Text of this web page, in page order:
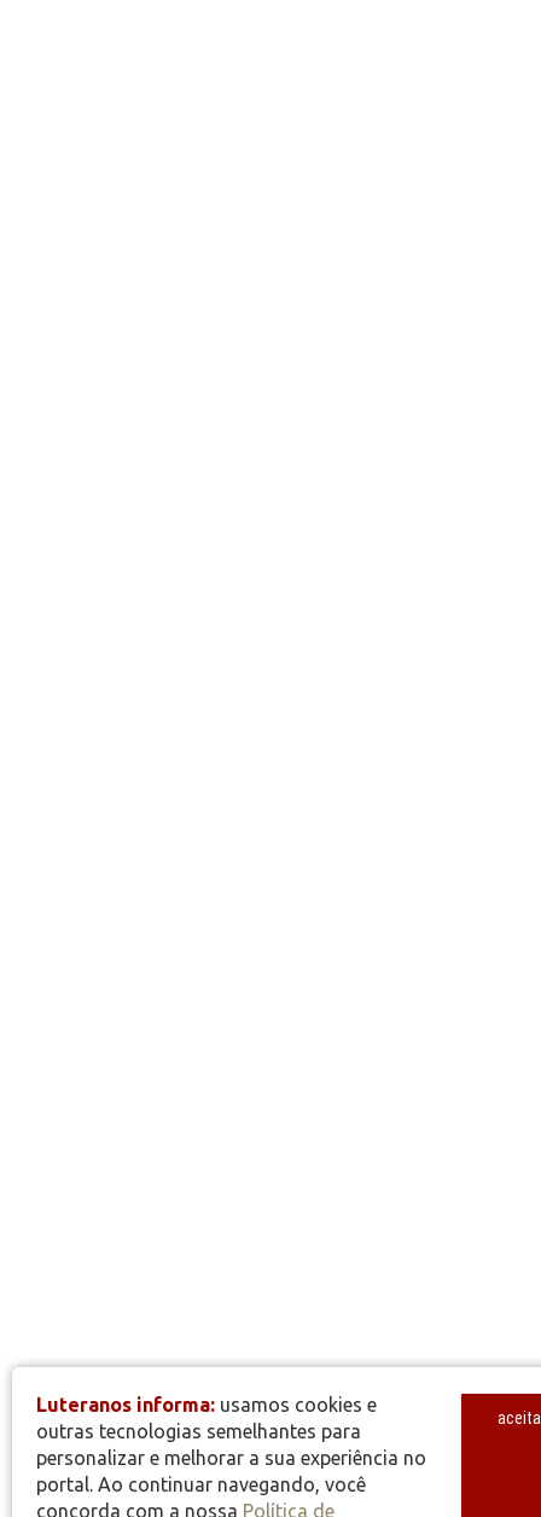
Luteranos informa: usamos cookies e
outras tecnologias semelhantes para
personalizar e melhorar a sua experiência no
portal. Ao continuar navegando, você
concorda com a nossa Política de